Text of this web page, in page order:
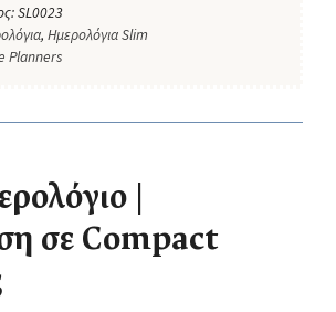
SL0023
, Ημερολόγια Slim
Planners
|
σε Compact